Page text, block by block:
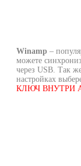
Winamp –
можете
через USB. Так
настройках
КЛЮЧ ВНУТРИ